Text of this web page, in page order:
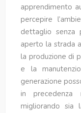
apprendimento
percepire
dettaglio senza
aperto la strada
la produzione di
e la
generazione
in precedenza
migliorando